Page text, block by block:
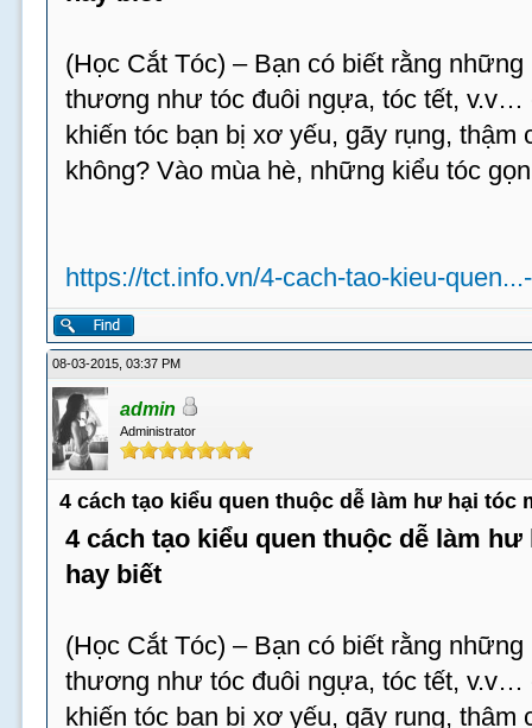
(Học Cắt Tóc) – Bạn có biết rằng
thương như tóc đuôi ngựa, tóc tết, v.v…
khiến tóc bạn bị xơ yếu, gãy rụng, thậm
không? Vào mùa hè, những kiểu tóc
https://tct.info.vn/4-cach-tao-kieu-
08-03-2015, 03:37 PM
admin
Administrator
4 cách tạo kiểu quen thuộc dễ làm hư hại tóc
4 cách tạo kiểu quen thuộc dễ làm
hay biết
(Học Cắt Tóc) – Bạn có biết rằng
thương như tóc đuôi ngựa, tóc tết, v.v…
khiến tóc bạn bị xơ yếu, gãy rụng, thậm